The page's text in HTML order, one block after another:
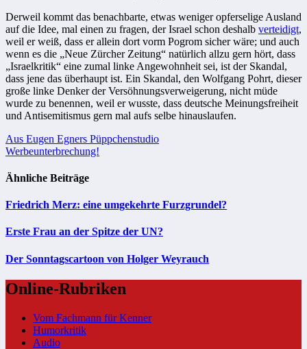
Derweil kommt das benachbarte, etwas weniger opferselige Ausland
auf die Idee, mal einen zu fragen, der Israel schon deshalb verteidigt,
weil er weiß, dass er allein dort vorm Pogrom sicher wäre; und auch
wenn es die „Neue Zürcher Zeitung“ natürlich allzu gern hört, dass
„Israelkritik“ eine zumal linke Angewohnheit sei, ist der Skandal,
dass jene das überhaupt ist. Ein Skandal, den Wolfgang Pohrt, dieser
große linke Denker der Versöhnungsverweigerung, nicht müde
wurde zu benennen, weil er wusste, dass deutsche Meinungsfreiheit
und Antisemitismus gern mal aufs selbe hinauslaufen.
Beitragsnavigation
Aus Eugen Egners Püppchenstudio
Werbeunterbrechung!
Ähnliche Beiträge
Friedrich Merz: eine umgekehrte Furzgrundel?
Erste Frau an der Spitze der UN?
Der Sonntagscartoon von Holger Weyrauch
Online-Rubriken
Vom Fachmann für Kenner
Humorkritik
Audio